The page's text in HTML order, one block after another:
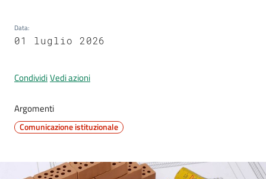
Segnalazioni
a
a
n
e
Data:
01 luglio 2026
CondividiVedi azioni
Argomenti
Comunicazione istituzionale